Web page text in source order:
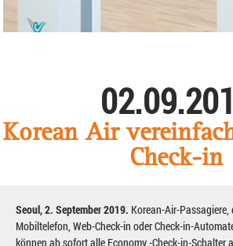
Korean Air
Check-in
Seoul, 2. September 2019. Korean-Air-Passagiere,
Mobiltelefon, Web-Check-in oder Check-in-
können ab sofort alle Economy -Check-in-Schalter